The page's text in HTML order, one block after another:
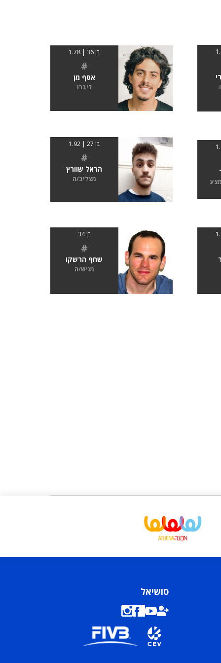
בן 36 | 1.78
#
אסף מן
ליברו
בן 27 | 1.92
#
הראל שוורץ
מצליב/ה
בן 34
#
שחף הרשקו
מגיש/ה
סושיאל